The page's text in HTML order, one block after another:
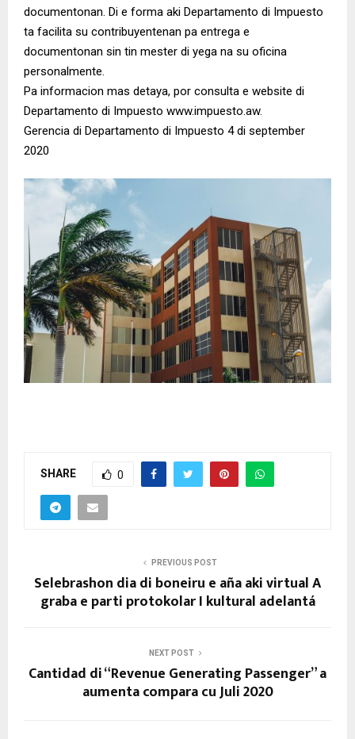
documentonan. Di e forma aki Departamento di Impuesto
ta facilita su contribuyentenan pa entrega e
documentonan sin tin mester di yega na su oficina
personalmente.
Pa informacion mas detaya, por consulta e website di
Departamento di Impuesto www.impuesto.aw.
Gerencia di Departamento di Impuesto 4 di september
2020
SHARE 0
PREVIOUS POST
Selebrashon dia di boneiru e aña aki virtual A
graba e parti protokolar I kultural adelantá
NEXT POST
Cantidad di “Revenue Generating Passenger” a
aumenta compara cu Juli 2020